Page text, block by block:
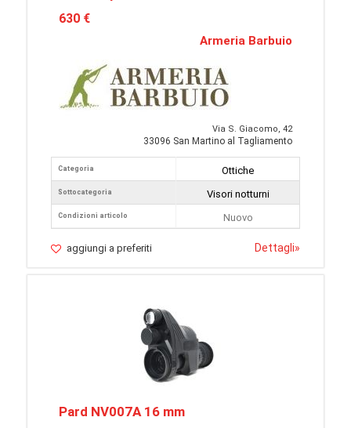
630 €
Armeria Barbuio
Via S. Giacomo, 42
33096 San Martino al Tagliamento
Categoria
Sottocategoria
Condizioni articolo
Ottiche
Visori notturni
Nuovo
aggiungi a preferiti Dettagli»
Pard NV007A 16 mm